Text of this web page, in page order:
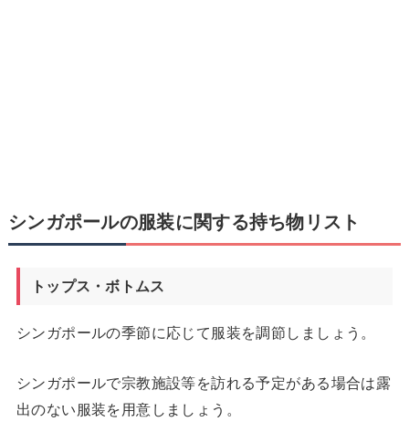
シンガポールの服装に関する持ち物リスト
トップス・ボトムス
シンガポールの季節に応じて服装を調節しましょう。
シンガポールで宗教施設等を訪れる予定がある場合は露
出のない服装を用意しましょう。